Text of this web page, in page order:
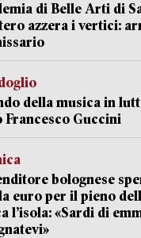
di Belle Arti di
azzera i vertici:
della musica in
Francesco Guccini
bolognese
euro per il pieno
l’isola: «Sardi di